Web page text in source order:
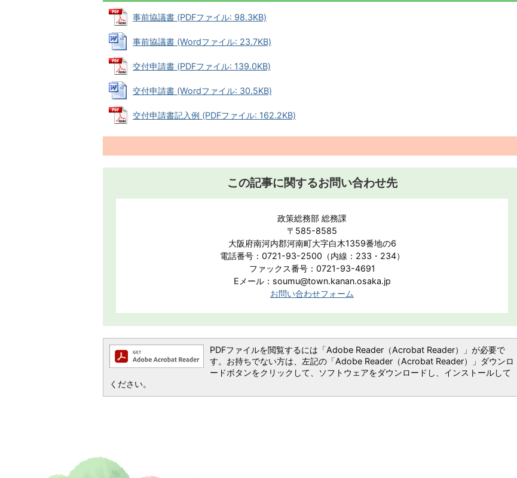
事前協議書 (PDFファイル: 98.3KB)
事前協議書 (Wordファイル: 23.7KB)
交付申請書 (PDFファイル: 139.0KB)
交付申請書 (Wordファイル: 30.5KB)
交付申請書記入例 (PDFファイル: 162.2KB)
この記事に関するお問い合わせ先
政策総務部 総務課
〒585-8585
大阪府南河内郡河南町大字白木1359番地の6
電話番号：0721-93-2500（内線：233・234）
ファックス番号：0721-93-4691
Eメール：soumu@town.kanan.osaka.jp
お問い合わせフォーム
PDFファイルを閲覧するには「Adobe Reader（Acrobat Reader）」が必要で
す。お持ちでない方は、左記の「Adobe Reader（Acrobat Reader）」ダウンロ
ードボタンをクリックして、ソフトウェアをダウンロードし、インストールして
ください。